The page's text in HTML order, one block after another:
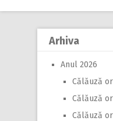
Arhiva
Anul 2026
Călăuză
Călăuză
Călăuză